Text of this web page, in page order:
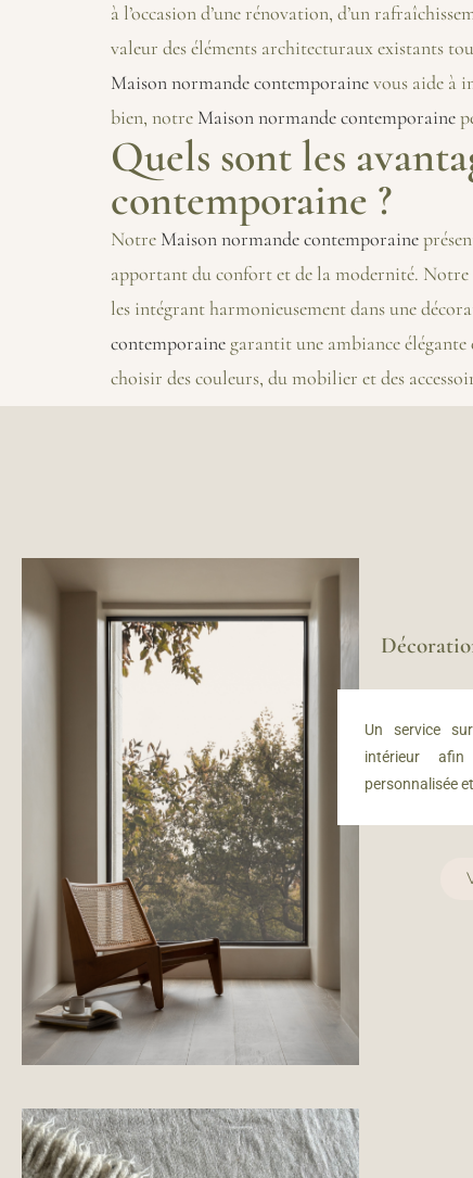
à l’occasion d’une rénovation, d’un
valeur des éléments architecturaux existants
Maison normande contemporainevous aide à
bien, notre Maison normande contemporaine
Quels sont les
contemporaine ?
Notre Maison normande contemporaine
apportant du confort et de la modernité. Notre
les intégrant harmonieusement dans une
contemporaine garantit une ambiance
choisir des couleurs, du mobilier et des
Un service
intérieur
personnalisée